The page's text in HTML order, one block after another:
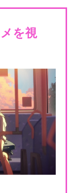
ガルパ☆ピコ
を視